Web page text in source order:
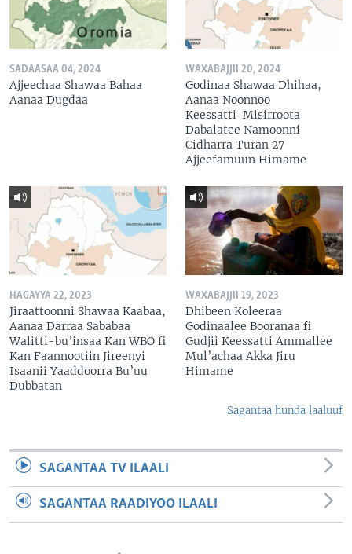
SADAASAA 04, 2024
Ajjeechaa Shawaa Bahaa
Aanaa Dugdaa
WAXABAJJII 20, 2024
Godinaa Shawaa Dhihaa,
Aanaa Noonnoo
Keessatti Misirroota
Dabalatee Namoonni
Cidharra Turan 27
Ajjeefamuun Himame
HAGAYYA 22, 2023
Jiraattoonni Shawaa Kaabaa,
Aanaa Darraa Sababaa
Walitti-bu’insaa Kan WBO fi
Kan Faannootiin Jireenyi
Isaanii Yaaddoorra Bu’uu
Dubbatan
WAXABAJJII 19, 2023
Dhibeen Koleeraa
Godinaalee Booranaa fi
Gudjii Keessatti Ammallee
Mul’achaa Akka Jiru
Himame
Sagantaa hunda laaluuf
SAGANTAA TV ILAALI
SAGANTAA RAADIYOO ILAALI